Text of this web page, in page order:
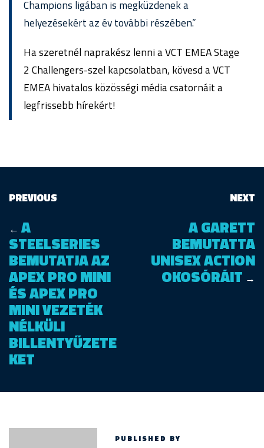
Champions ligában is megküzdenek a
helyezésekért az év további részében.”
Ha szeretnél naprakész lenni a VCT EMEA Stage
2 Challengers-szel kapcsolatban, kövesd a VCT
EMEA hivatalos közösségi média csatornáit a
legfrissebb hírekért!
PREVIOUS
← A
STEELSERIES
BEMUTATJA AZ
APEX PRO MINI
ÉS APEX PRO
MINI VEZETÉK
NÉLKÜLI
BILLENTYŰZETE
KET
NEXT
A GARETT
BEMUTATTA
UNISEX ACTION
OKOSÓRÁIT →
PUBLISHED BY